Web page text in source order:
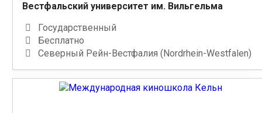
Вестфальский университет им. Вильгельма
Государственный
Бесплатно
Северный Рейн-Вестфалия (Nordrhein-Westfalen)